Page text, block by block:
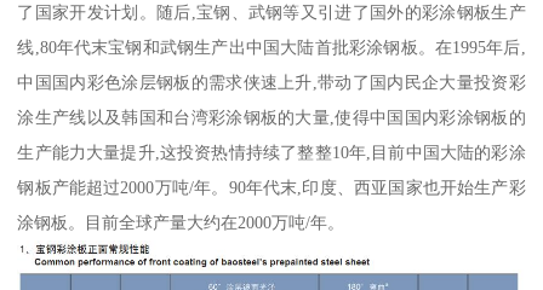
了国家开发计划。随后,宝钢、武钢等又引进了国外的彩涂钢板生产
线,80年代末宝钢和武钢生产出中国大陆首批彩涂钢板。在1995年后,
中国国内彩色涂层钢板的需求侠速上升,带动了国内民企大量投资彩
涂生产线以及韩国和台湾彩涂钢板的大量,使得中国国内彩涂钢板的
生产能力大量提升,这投资热情持续了整整10年,目前中国大陆的彩涂
钢板产能超过2000万吨/年。90年代末,印度、西亚国家也开始生产彩
涂钢板。目前全球产量大约在2000万吨/年。